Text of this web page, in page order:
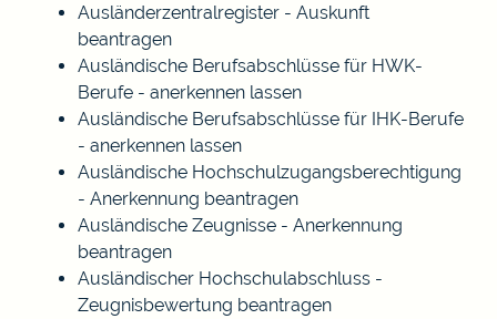
Ausländerzentralregister - Auskunft
beantragen
Ausländische Berufsabschlüsse für HWK-
Berufe - anerkennen lassen
Ausländische Berufsabschlüsse für IHK-Berufe
- anerkennen lassen
Ausländische Hochschulzugangsberechtigung
- Anerkennung beantragen
Ausländische Zeugnisse - Anerkennung
beantragen
Ausländischer Hochschulabschluss -
Zeugnisbewertung beantragen